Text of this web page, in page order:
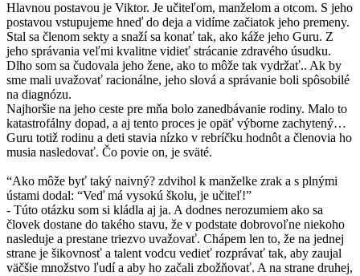
Hlavnou postavou je Viktor. Je učiteľom, manželom a otcom. S jeho
postavou vstupujeme hneď do deja a vidíme začiatok jeho premeny.
Stal sa členom sekty a snaží sa konať tak, ako káže jeho Guru. Z
jeho správania veľmi kvalitne vidieť strácanie zdravého úsudku.
Dlho som sa čudovala jeho žene, ako to môže tak vydržať.. Ak by
sme mali uvažovať racionálne, jeho slová a správanie boli spôsobilé
na diagnózu.
Najhoršie na jeho ceste pre mňa bolo zanedbávanie rodiny. Malo to
katastrofálny dopad, a aj tento proces je opäť výborne zachytený…
Guru totiž rodinu a deti stavia nízko v rebríčku hodnôt a členovia ho
musia nasledovať. Čo povie on, je sväté.
“Ako môže byť taký naivný? zdvihol k manželke zrak a s plnými
ústami dodal: “Veď má vysokú školu, je učiteľ!”
- Túto otázku som si kládla aj ja. A dodnes nerozumiem ako sa
človek dostane do takého stavu, že v podstate dobrovoľne niekoho
nasleduje a prestane triezvo uvažovať. Chápem len to, že na jednej
strane je šikovnosť a talent vodcu vedieť rozprávať tak, aby zaujal
väčšie množstvo ľudí a aby ho začali zbožňovať. A na strane druhej,